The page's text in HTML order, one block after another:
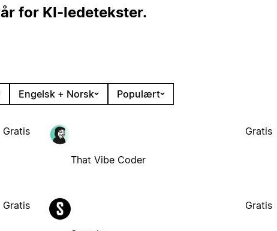
for KI-ledetekster.
Engelsk + Norsk Populært
Gratis
That Vibe Coder
Gratis
Gratis Gratis